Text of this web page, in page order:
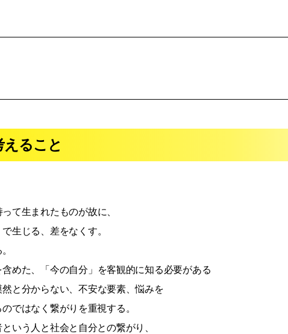
えること
て生まれたものが故に、
生じる、差をなくす。
めた、「今の自分」を客観的に知る必要がある
と分からない、不安な要素、悩みを
ではなく繋がりを重視する。
いう人と社会と自分との繋がり、